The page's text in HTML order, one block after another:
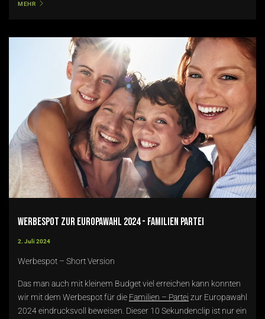
MEHR
Werbespot zur Europawahl 2024 - Familien Partei
2. Juli 2024
Werbespot – Short Version
Das man auch mit kleinem Budget viel erreichen kann konnten
wir mit dem Werbespot für die Familien – Partei zur Europawahl
2024 eindrucksvoll beweisen. Dieser 10 Sekundenclip ist nur ein